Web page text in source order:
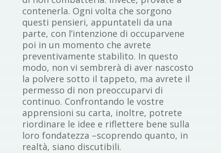
contenerla. Ogni volta che sorgono
questi pensieri, appuntateli da una
parte, con l’intenzione di occuparvene
poi in un momento che avrete
preventivamente stabilito. In questo
modo, non vi sembrerà di aver nascosto
la polvere sotto il tappeto, ma avrete il
permesso di non preoccuparvi di
continuo. Confrontando le vostre
apprensioni su carta, inoltre, potrete
riordinare le idee e riflettere bene sulla
loro fondatezza –scoprendo quanto, in
realtà, siano discutibili.